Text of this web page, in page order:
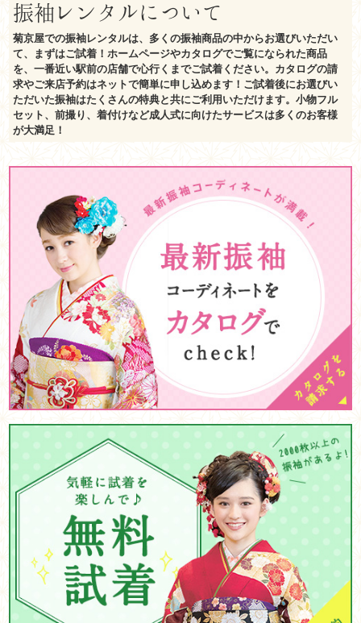
振袖レンタルについて
菊京屋での振袖レンタルは、多くの振袖商品の中からお選びいただい
て、まずはご試着！ホームページやカタログでご覧になられた商品
を、一番近い駅前の店舗で心行くまでご試着ください。カタログの請
求やご来店予約はネットで簡単に申し込めます！ご試着後にお選びい
ただいた振袖はたくさんの特典と共にご利用いただけます。小物フル
セット、前撮り、着付けなど成人式に向けたサービスは多くのお客様
が大満足！